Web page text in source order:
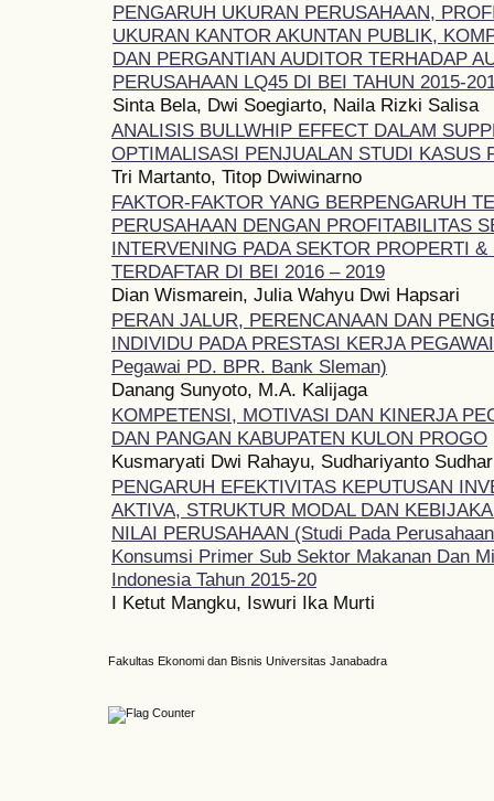
PENGARUH UKURAN PERUSAHAAN,
UKURAN KANTOR AKUNTAN PUBLIK,
DAN PERGANTIAN AUDITOR TERHADAP
PERUSAHAAN LQ45 DI BEI TAHUN 2015-
Sinta Bela, Dwi Soegiarto, Naila Rizki Salisa
ANALISIS BULLWHIP EFFECT DALAM
OPTIMALISASI PENJUALAN STUDI KASUS
Tri Martanto, Titop Dwiwinarno
FAKTOR-FAKTOR YANG BERPENGARUH
PERUSAHAAN DENGAN PROFITABILITAS
INTERVENING PADA SEKTOR PROPERTI &
TERDAFTAR DI BEI 2016 – 2019
Dian Wismarein, Julia Wahyu Dwi Hapsari
PERAN JALUR, PERENCANAAN DAN
INDIVIDU PADA PRESTASI KERJA
Pegawai PD. BPR. Bank Sleman)
Danang Sunyoto, M.A. Kalijaga
KOMPETENSI, MOTIVASI DAN KINERJA
DAN PANGAN KABUPATEN KULON PROGO
Kusmaryati Dwi Rahayu, Sudhariyanto
PENGARUH EFEKTIVITAS KEPUTUSAN
AKTIVA, STRUKTUR MODAL DAN
NILAI PERUSAHAAN (Studi Pada
Konsumsi Primer Sub Sektor Makanan Dan
Indonesia Tahun 2015-20
I Ketut Mangku, Iswuri Ika Murti
Fakultas Ekonomi dan Bisnis Universitas Janabadra